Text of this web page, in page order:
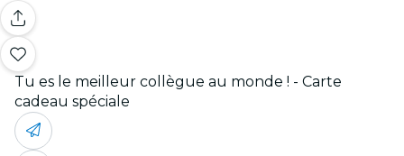
Tu es le meilleur collègue au monde ! - Carte
cadeau spéciale